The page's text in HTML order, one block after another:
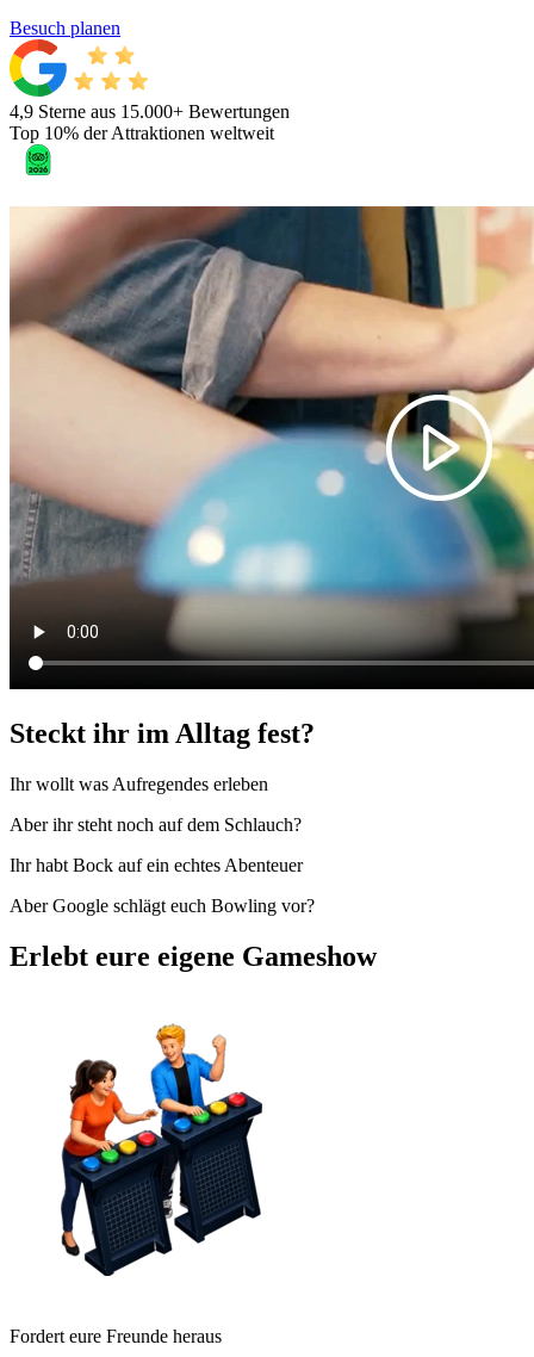
Besuch planen
4,9 Sterne aus 15.000+ Bewertungen
Top 10% der Attraktionen weltweit
Steckt ihr im Alltag fest?
Ihr wollt was Aufregendes erleben
Aber ihr steht noch auf dem Schlauch?
Ihr habt Bock auf ein echtes Abenteuer
Aber Google schlägt euch Bowling vor?
Erlebt eure eigene Gameshow
Fordert eure Freunde heraus